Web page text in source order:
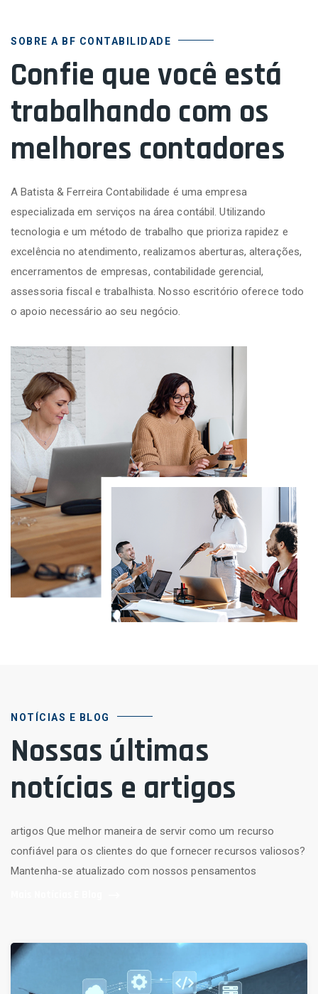
SOBRE A BF CONTABILIDADE
Confie que você está
trabalhando com os
melhores contadores
A Batista & Ferreira Contabilidade é uma empresa
especializada em serviços na área contábil. Utilizando
tecnologia e um método de trabalho que prioriza rapidez e
excelência no atendimento, realizamos aberturas, alterações,
encerramentos de empresas, contabilidade gerencial,
assessoria fiscal e trabalhista. Nosso escritório oferece todo
o apoio necessário ao seu negócio.
NOTÍCIAS E BLOG
Nossas últimas
notícias e artigos
artigos Que melhor maneira de servir como um recurso
confiável para os clientes do que fornecer recursos valiosos?
Mantenha-se atualizado com nossos pensamentos